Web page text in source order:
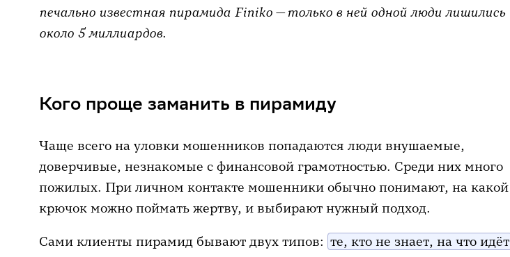
печально известная пирамида Finiko — только в ней одной люди лишились
около 5 миллиардов.
Кого проще заманить в пирамиду
Чаще всего на уловки мошенников попадаются люди внушаемые,
доверчивые, незнакомые с финансовой грамотностью. Среди них много
пожилых. При личном контакте мошенники обычно понимают, на какой
крючок можно поймать жертву, и выбирают нужный подход.
Сами клиенты пирамид бывают двух типов: те, кто не знает, на что идёт